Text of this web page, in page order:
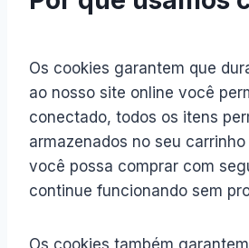
Os cookies garantem que
ao nosso site online você
conectado, todos os itens
armazenados no seu
você possa comprar com
continue funcionando sem
Os cookies também